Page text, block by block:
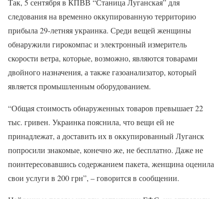
Так, 5 сентября в КПВВ “Станица Луганская” для
следования на временно оккупированную территорию
прибыла 29-летняя украинка. Среди вещей женщины
обнаружили гирокомпас и электронный измеритель
скорости ветра, которые, возможно, являются товарами
двойного назначения, а также газоанализатор, который
является промышленным оборудованием.
“Общая стоимость обнаруженных товаров превышает 22
тыс. гривен. Украинка пояснила, что вещи ей не
принадлежат, а доставить их в оккупированный Луганск
попросили знакомые, конечно же, не бесплатно. Даже не
поинтересовавшись содержанием пакета, женщина оценила
свои услуги в 200 грн”, – говорится в сообщении.